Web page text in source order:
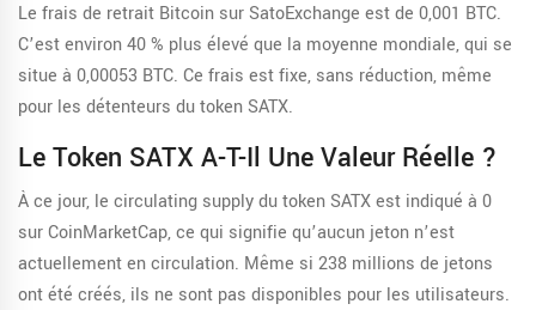
Le frais de retrait Bitcoin sur SatoExchange est de 0,001 BTC.
C’est environ 40 % plus élevé que la moyenne mondiale, qui se
situe à 0,00053 BTC. Ce frais est fixe, sans réduction, même
pour les détenteurs du token SATX.
Le Token SATX A-T-Il Une Valeur Réelle ?
À ce jour, le circulating supply du token SATX est indiqué à 0
sur CoinMarketCap, ce qui signifie qu’aucun jeton n’est
actuellement en circulation. Même si 238 millions de jetons
ont été créés, ils ne sont pas disponibles pour les utilisateurs.